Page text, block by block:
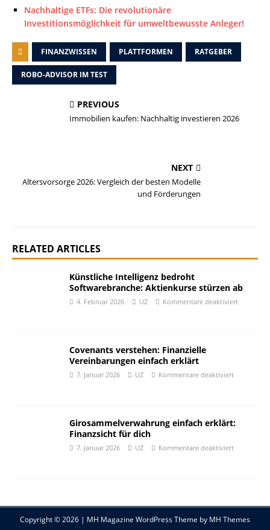
Nachhaltige ETFs: Die revolutionäre
Investitionsmöglichkeit für umweltbewusste Anleger!
FINANZWISSEN PLATTFORMEN RATGEBER
ROBO-ADVISOR IM TEST
PREVIOUS
Immobilien kaufen: Nachhaltig investieren 2026
NEXT
Altersvorsorge 2026: Vergleich der besten Modelle
und Förderungen
RELATED ARTICLES
Künstliche Intelligenz bedroht
Softwarebranche: Aktienkurse stürzen ab
4. Februar 2026 UZ Kommentare deaktiviert
Covenants verstehen: Finanzielle
Vereinbarungen einfach erklärt
7. Januar 2026 UZ Kommentare deaktiviert
Girosammelverwahrung einfach erklärt:
Finanzsicht für dich
7. Januar 2026 UZ Kommentare deaktiviert
Copyright © 2026 | MH Magazine WordPress Theme by MH Themes